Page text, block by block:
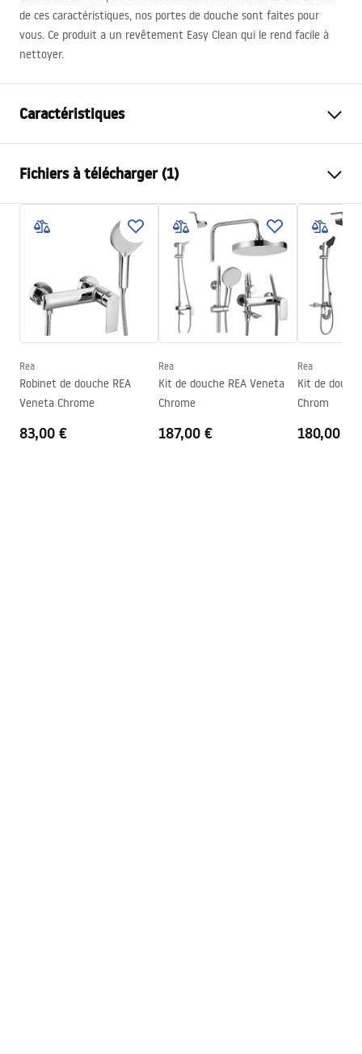
de ces caractéristiques, nos portes de douche sont faites pour
vous. Ce produit a un revêtement Easy Clean qui le rend facile à
nettoyer.
Caractéristiques
Taille de la porte
Sens de la porte
Réversible
Épaisseur du verre
6 mm
Hauteur de la porte de douche
cm
Matériel des profils
aluminium
Matériel des poignées
Laiton
Couche Easy Clean
Oui
Finition des profils
Kit de joint d'étanchéité inclus
Oui
receveur de douche
Fichiers à télécharger (1)
Instrukcja_montażu_FR
Porte de douche Rapid Slide FR.pdf
Rea
Robinet de douche REA
Veneta Chrome
83,00 €
Rea
Kit de douche REA Veneta
Chrome
187,00 €
Rea
Kit de
Chrom
180,00 €